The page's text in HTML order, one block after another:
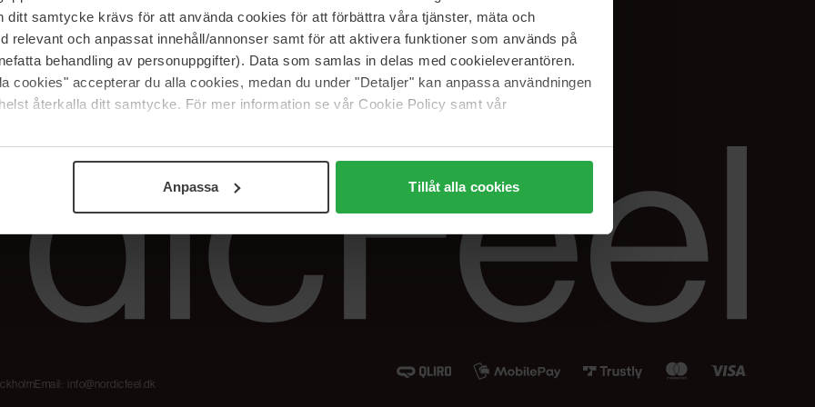
ditt samtycke krävs för att använda cookies för att förbättra våra tjänster, mäta och
relevant och anpassat innehåll/annonser samt för att aktivera funktioner som används på
behandling av personuppgifter). Data som samlas in delas med cookieleverantören.
cookies" accepterar du alla cookies, medan du under "Detaljer" kan anpassa användningen
återkalla ditt samtycke. För mer information se vår Cookie Policy samt vår
Anpassa Tillåt alla cookies
Samarbejdspartner
reklamationer
Email:
info@nordicfeel.dk